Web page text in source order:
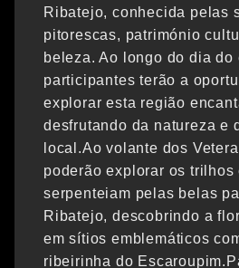
Ribatejo, conhecida pelas
pitorescas, património
beleza. Ao longo do dia do
participantes terão a
explorar esta região
desfrutando da natureza e
local.Ao volante dos
poderão explorar os trilhos
serpenteiam pelas belas
Ribatejo, descobrindo a
em sítios emblemáticos
ribeirinha do